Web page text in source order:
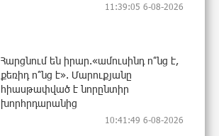
11:39:05 6-08-2026
Հարցնում են իրար.«ամուսինդ ո՞նց է,
քեռիդ ո՞նց է». Մարուքյանը
հիասթափված է նորընտիր
խորհրդարանից
10:41:49 6-08-2026